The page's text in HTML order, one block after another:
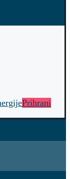
Prihrani